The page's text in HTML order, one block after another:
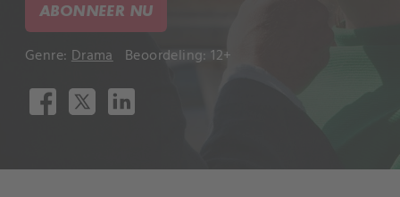
ABONNEER NU
Genre: Drama Beoordeling: 12+